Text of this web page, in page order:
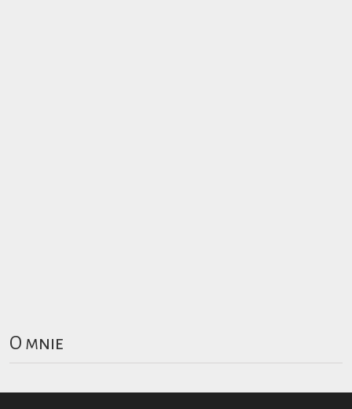
O mnie